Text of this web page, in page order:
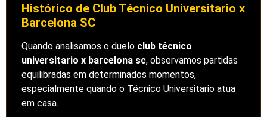
Histórico de Club Técnico Universitario x
Barcelona SC
Quando analisamos o duelo club técnico
universitario x barcelona sc, observamos partidas
equilibradas em determinados momentos,
especialmente quando o Técnico Universitario atua
em casa.